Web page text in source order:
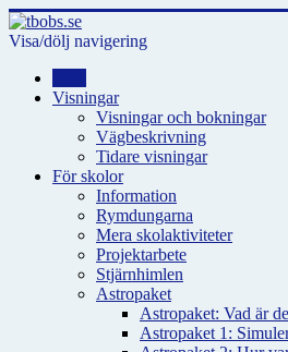
Visa/dölj navigering
Visningar
Visningar och bokningar
Vägbeskrivning
Tidare visningar
För skolor
Information
Rymdungarna
Mera skolaktiviteter
Projektarbete
Stjärnhimlen
Astropaket
Astropaket: Vad är
Astropaket 1: